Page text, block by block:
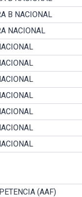
B NACIONAL
NACIONAL
(AAF)